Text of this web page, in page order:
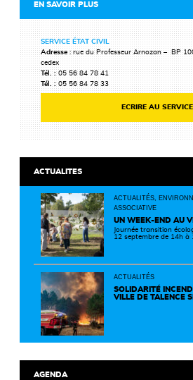
EN SAVOIR PLUS
SERVICE ÉTAT CIVIL
Adresse : rue du Professeur Arnozan – BP
cedex
Tél. :05 56 84 78 41
Tél. :05 56 84 78 33
ECRIRE AU SERVICE
ACTUALITES
ACTUALITÉS,
ASSOCIATIVE
UN WEEK-END AU
Journée transition
12 septembre de 14h à
un territoire plus
ACTUALITÉS
SOLIDARITÉ
VILLE DE TALENCE
AGENDA